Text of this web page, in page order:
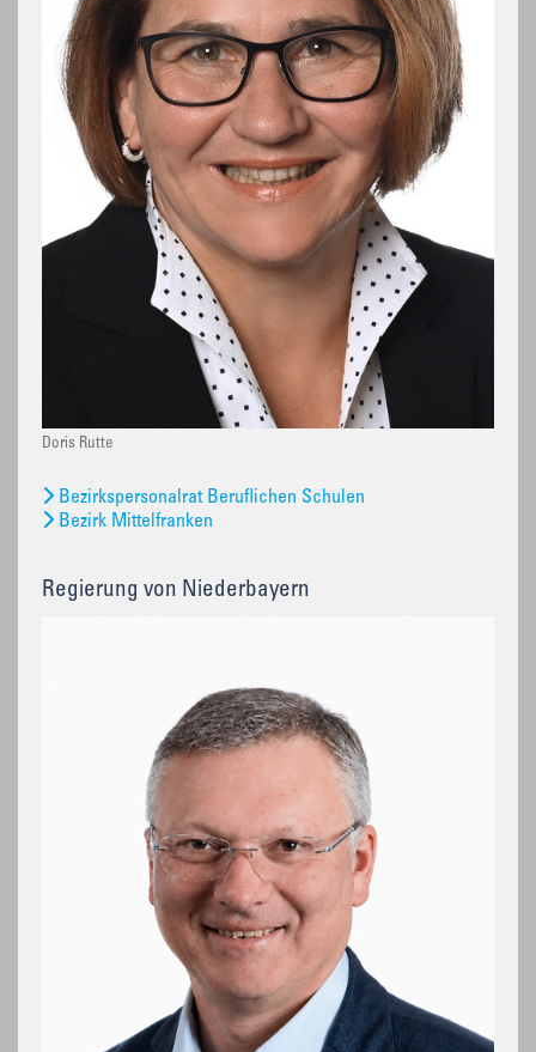
Doris Rutte
Bezirkspersonalrat Beruflichen Schulen
Bezirk Mittelfranken
Regierung von Niederbayern